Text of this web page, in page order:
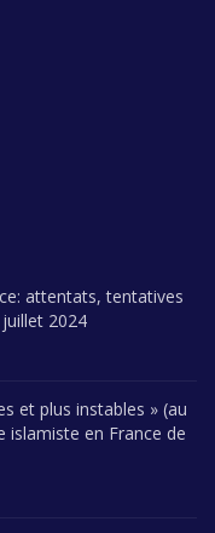
attentats, tentatives
2024
et plus instables » (au
islamiste en France de